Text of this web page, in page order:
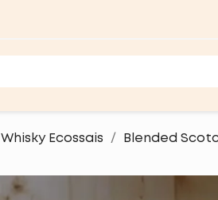
Whisky Ecossais
Blended